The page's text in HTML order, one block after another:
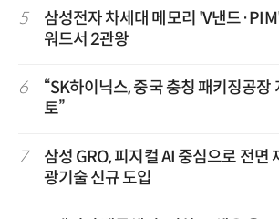
5
삼성전자 차세대 메모리 'V낸드
워드서 2관왕
6
“SK하이닉스, 중국 충칭 패키징공장
토”
7
삼성 GRO, 피지컬 AI 중심으로 전
광기술 신규 도입